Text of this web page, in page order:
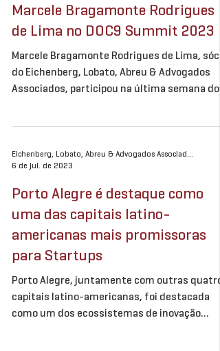
Marcele Bragamonte Rodrigues
de Lima no DOC9 Summit 2023
Marcele Bragamonte Rodrigues de Lima, sócia
do Eichenberg, Lobato, Abreu & Advogados
Associados, participou na última semana do
Eichenberg, Lobato, Abreu & Advogados Associados
6 de jul. de 2023
Porto Alegre é destaque como
uma das capitais latino-
americanas mais promissoras
para Startups
Porto Alegre, juntamente com outras quatro
capitais latino-americanas, foi destacada
como um dos ecossistemas de inovação